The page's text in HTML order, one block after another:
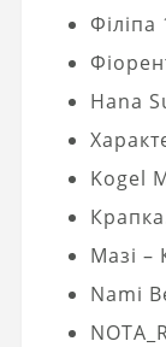
Філіпа
Hana
Kogel
Мазі –
Nami